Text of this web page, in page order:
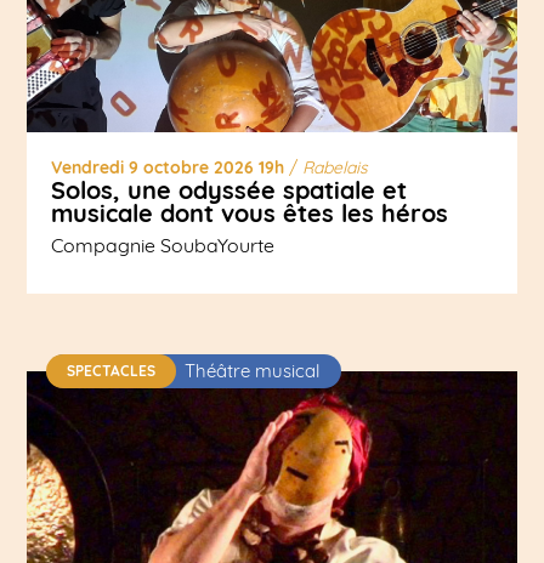
Vendredi 9 octobre 2026 19h/ Rabelais
Solos, une odyssée spatiale et
musicale dont vous êtes les héros
Compagnie SoubaYourte
SPECTACLES Théâtre musical